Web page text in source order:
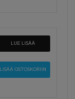
LUE LISÄÄ